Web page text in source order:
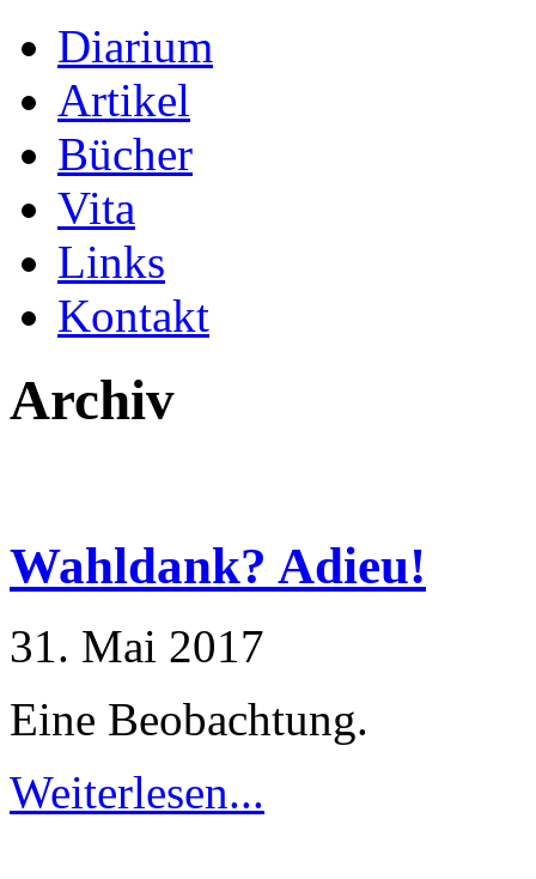
Diarium
Artikel
Bücher
Vita
Links
Kontakt
Archiv
Wahldank? Adieu!
31. Mai 2017
Eine Beobachtung.
Weiterlesen...